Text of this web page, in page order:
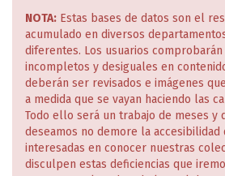
NOTA: Estas bases de datos son el
acumulado en diversos
diferentes. Los usuarios
incompletos y desiguales en
deberán ser revisados e imágenes
a medida que se vayan haciendo las
Todo ello será un trabajo de meses y
deseamos no demore la accesibilidad
interesadas en conocer nuestras
disculpen estas deficiencias que